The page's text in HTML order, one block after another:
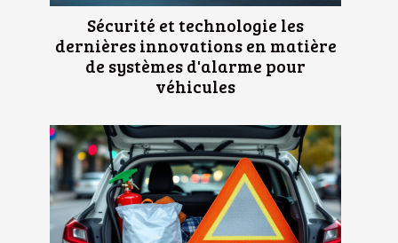
Sécurité et technologie les
dernières innovations en matière
de systèmes d'alarme pour
véhicules